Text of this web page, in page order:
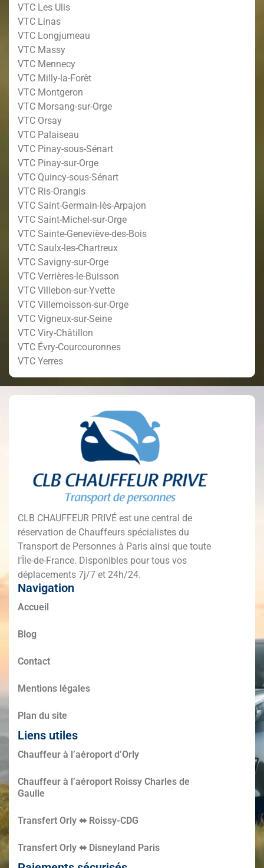
VTC Les Ulis
VTC Linas
VTC Longjumeau
VTC Massy
VTC Mennecy
VTC Milly-la-Forêt
VTC Montgeron
VTC Morsang-sur-Orge
VTC Orsay
VTC Palaiseau
VTC Pinay-sous-Sénart
VTC Pinay-sur-Orge
VTC Quincy-sous-Sénart
VTC Ris-Orangis
VTC Saint-Germain-lès-Arpajon
VTC Saint-Michel-sur-Orge
VTC Sainte-Geneviève-des-Bois
VTC Saulx-les-Chartreux
VTC Savigny-sur-Orge
VTC Verrières-le-Buisson
VTC Villebon-sur-Yvette
VTC Villemoisson-sur-Orge
VTC Vigneux-sur-Seine
VTC Viry-Châtillon
VTC Évry-Courcouronnes
VTC Yerres
CLB CHAUFFEUR PRIVÉ est une central de
réservation de Chauffeurs spécialistes du
Transport de Personnes à Paris ainsi que toute
l’Île-de-France. Disponibles pour tous vos
déplacements 7j/7 et 24h/24.
Navigation
Accueil
Blog
Contact
Mentions légales
Plan du site
Liens utiles
Chauffeur à l’aéroport d’Orly
Chauffeur à l’aéroport Roissy Charles de
Gaulle
Transfert Orly ⬌ Roissy-CDG
Transfert Orly ⬌ Disneyland Paris